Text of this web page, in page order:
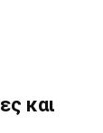
και